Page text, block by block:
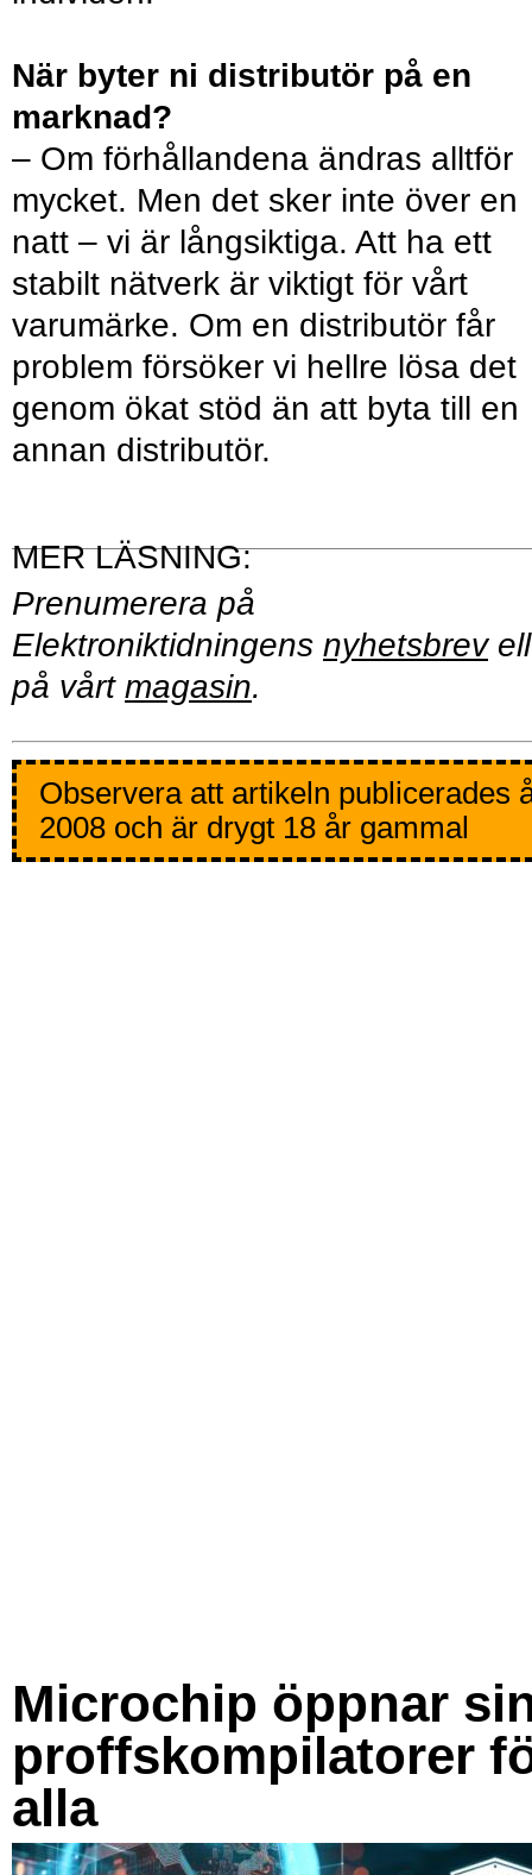
När byter ni distributör på en
marknad?
– Om förhållandena ändras alltför
mycket. Men det sker inte över en
natt – vi är långsiktiga. Att ha ett
stabilt nätverk är viktigt för vårt
varumärke. Om en distributör får
problem försöker vi hellre lösa det
genom ökat stöd än att byta till en
annan distributör.
Prenumerera på
Elektroniktidningens nyhetsbrev
på vårt magasin.
Observera att artikeln publicerades
2008 och är drygt 18 år gammal
Microchip öppnar
proffskompilatorer
alla